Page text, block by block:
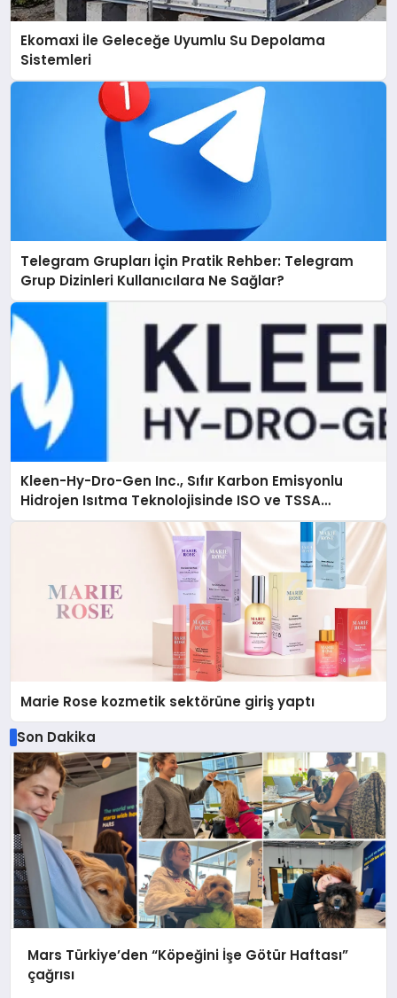
Ekomaxi İle Geleceğe Uyumlu Su Depolama
Sistemleri
Telegram Grupları İçin Pratik Rehber: Telegram
Grup Dizinleri Kullanıcılara Ne Sağlar?
Kleen-Hy-Dro-Gen Inc., Sıfır Karbon Emisyonlu
Hidrojen Isıtma Teknolojisinde ISO ve TSSA
Düzenleyici Onaylarını Aldı
Marie Rose kozmetik sektörüne giriş yaptı
Son Dakika
Mars Türkiye’den “Köpeğini İşe Götür Haftası”
çağrısı